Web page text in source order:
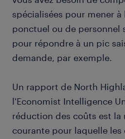
spécialisées pour mener
ponctuel ou de personnel
pour répondre à un pic
demande, par exemple.
Un rapport de North
l'Economist Intelligence
réduction des coûts est la
courante pour laquelle